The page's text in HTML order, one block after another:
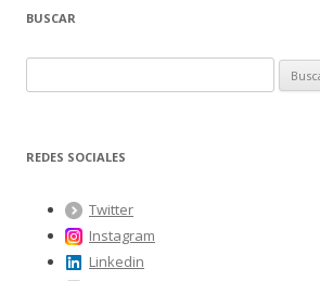
BUSCAR
u
c
REDES SOCIALES
Twitter
Instagram
Linkedin